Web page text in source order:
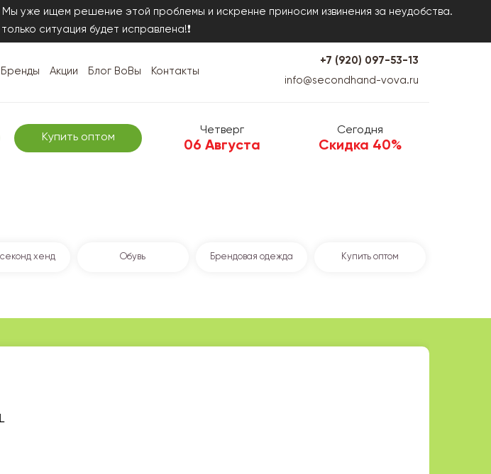
Мы уже ищем решение этой проблемы и искренне приносим извинения за неудобства.
ситуация будет исправлена!❗
Бренды Акции Блог ВоВы Контакты
+7 (920) 097-53-13
info@secondhand-vova.ru
Купить оптом
Четверг
06 Августа
Сегодня
Скидка 40%
хенд Обувь Брендовая одежда Купить оптом